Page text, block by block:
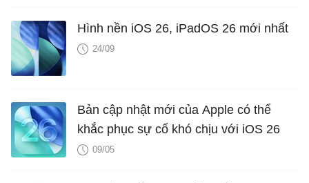
Hình nền iOS 26, iPadOS 26 mới nhất
24/09
Bản cập nhật mới của Apple có thể
khắc phục sự cố khó chịu với iOS 26
09/05